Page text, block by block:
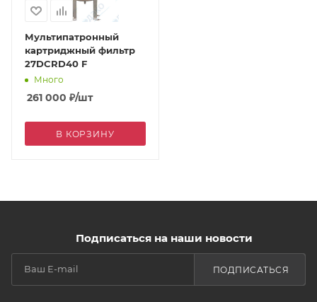
Мультипатронный
картриджный фильтр
27DCRD40 F
Много
261 000 ₽/шт
В КОРЗИНУ
Подписаться на наши новости
ПОДПИСАТЬСЯ